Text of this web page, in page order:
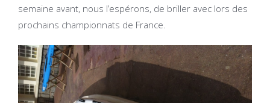
semaine avant, nous l’espérons, de briller avec lors des
prochains championnats de France.